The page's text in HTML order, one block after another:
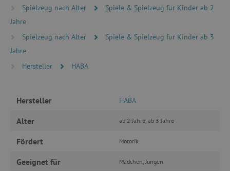
Spielzeug nach Alter
Spiele & Spielzeug für Kinder ab 2
Jahre
Spielzeug nach Alter
Spiele & Spielzeug für Kinder ab 3
Jahre
Hersteller
HABA
Hersteller HABA
Alter ab 2 Jahre, ab 3 Jahre
Fördert Motorik
Geeignet für Mädchen, Jungen
Targeting
Funktionalität
Benutzeranmeldung und die Kontoverwaltung.
www.agathaswelt.de